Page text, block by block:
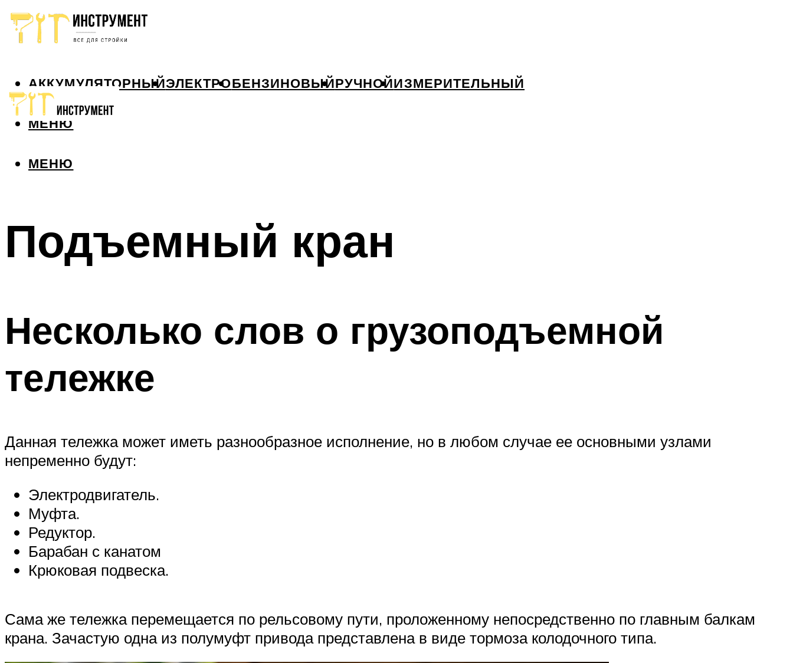
АККУМУЛЯТОРНЫЙЭЛЕКТРОБЕНЗИНОВЫЙРУЧНОЙИЗМЕРИТЕЛЬНЫЙ
МЕНЮ
МЕНЮ
Подъемный кран
Несколько слов о грузоподъемной
тележке
Данная тележка может иметь разнообразное исполнение, но в любом случае ее основными узлами
непременно будут:
Электродвигатель.
Муфта.
Редуктор.
Барабан с канатом
Крюковая подвеска.
Сама же тележка перемещается по рельсовому пути, проложенному непосредственно по главным балкам
крана. Зачастую одна из полумуфт привода представлена в виде тормоза колодочного типа.